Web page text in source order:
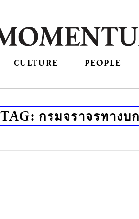
CULTURE PEOPLE
TAG: กรมจราจรทางบก